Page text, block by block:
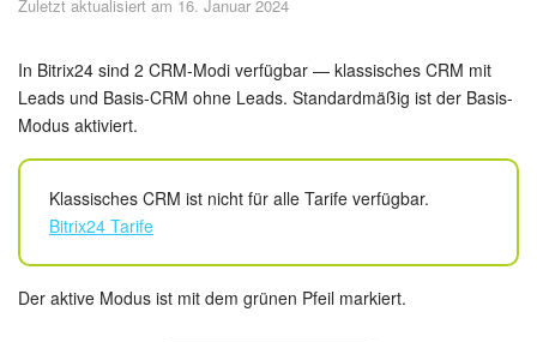
Sicherheit
Womit fangen Sie an?
Feed
Abonnement
KI-Projekte
Zuletzt aktualisiert am 16. Januar 2024
In Bitrix24 sind 2 CRM-Modi verfügbar — klassisches CRM mit
Leads und Basis-CRM ohne Leads. Standardmäßig ist der Basis-
Modus aktiviert.
Klassisches CRM ist nicht für alle Tarife verfügbar.
Bitrix24 Tarife
Der aktive Modus ist mit dem grünen Pfeil markiert.